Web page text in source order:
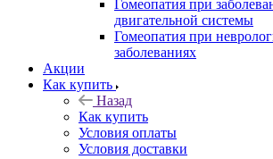
Гомеопатия при
двигательной системы
Гомеопатия при
заболеваниях
Акции
Как купить
Назад
Как купить
Условия оплаты
Условия доставки